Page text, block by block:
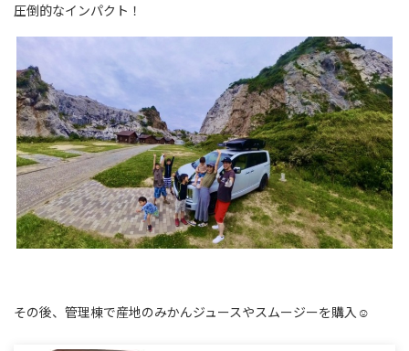
圧倒的なインパクト！
その後、管理棟で産地のみかんジュースやスムージーを購入☺